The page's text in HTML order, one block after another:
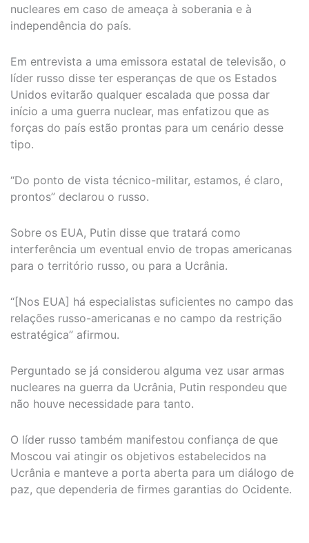
nucleares em caso de ameaça à soberania e à
independência do país.
Em entrevista a uma emissora estatal de televisão, o
líder russo disse ter esperanças de que os Estados
Unidos evitarão qualquer escalada que possa dar
início a uma guerra nuclear, mas enfatizou que as
forças do país estão prontas para um cenário desse
tipo.
“Do ponto de vista técnico-militar, estamos, é claro,
prontos” declarou o russo.
Sobre os EUA, Putin disse que tratará como
interferência um eventual envio de tropas americanas
para o território russo, ou para a Ucrânia.
“[Nos EUA] há especialistas suficientes no campo das
relações russo-americanas e no campo da restrição
estratégica” afirmou.
Perguntado se já considerou alguma vez usar armas
nucleares na guerra da Ucrânia, Putin respondeu que
não houve necessidade para tanto.
O líder russo também manifestou confiança de que
Moscou vai atingir os objetivos estabelecidos na
Ucrânia e manteve a porta aberta para um diálogo de
paz, que dependeria de firmes garantias do Ocidente.